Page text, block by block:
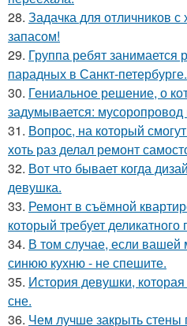
28. Задачка для отличников
запасом!
29. Группа ребят занимается
парадных в Санкт-петербурге.
30. Гениальное решение, о
задумывается:
31. Вопрос, на который смогут
хоть раз делал ремонт
32. Вот что бывает когда
девушка.
33. Ремонт в съёмной
который требует деликатного
34. В том случае, если вашей
синюю кухню - не спешите.
35. История девушки,
сне.
36. Чем лучше закрыть стены